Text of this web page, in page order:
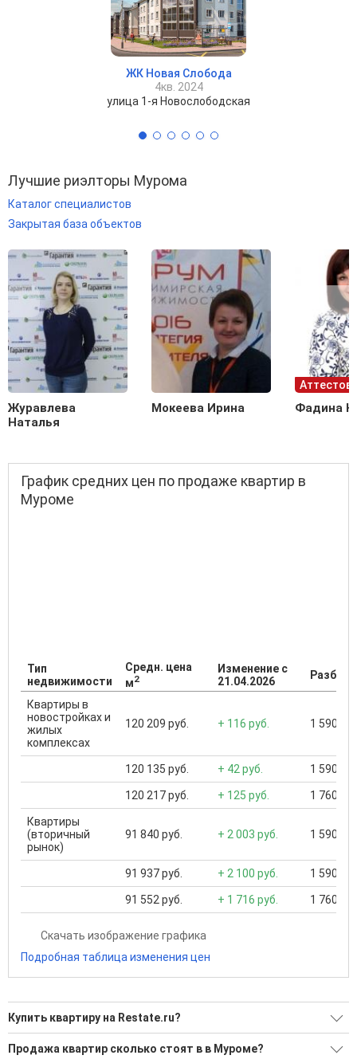
ЖК Новая Слобода
4кв. 2024
улица 1-я Новослободская
Лучшие риэлторы Мурома
Каталог специалистов
Закрытая база объектов
Журавлева
Наталья
Мокеева Ирина Фадина
График средних цен по продаже квартир в
Муроме
Тип
недвижимости
Средн. цена
м2
Изменение с
21.04.2026
Квартиры в
новостройках и
жилых
комплексах
120 209 руб. + 116 руб. 1 590
120 135 руб. + 42 руб. 1 590
120 217 руб. + 125 руб. 1 760
Квартиры
(вторичный
рынок)
91 840 руб. + 2 003 руб. 1 590
91 937 руб. + 2 100 руб. 1 590
91 552 руб. + 1 716 руб. 1 760
Скачать изображение графика
Подробная таблица изменения цен
Купить квартиру на Restate.ru?
Продажа квартир сколько стоят в в Муроме?